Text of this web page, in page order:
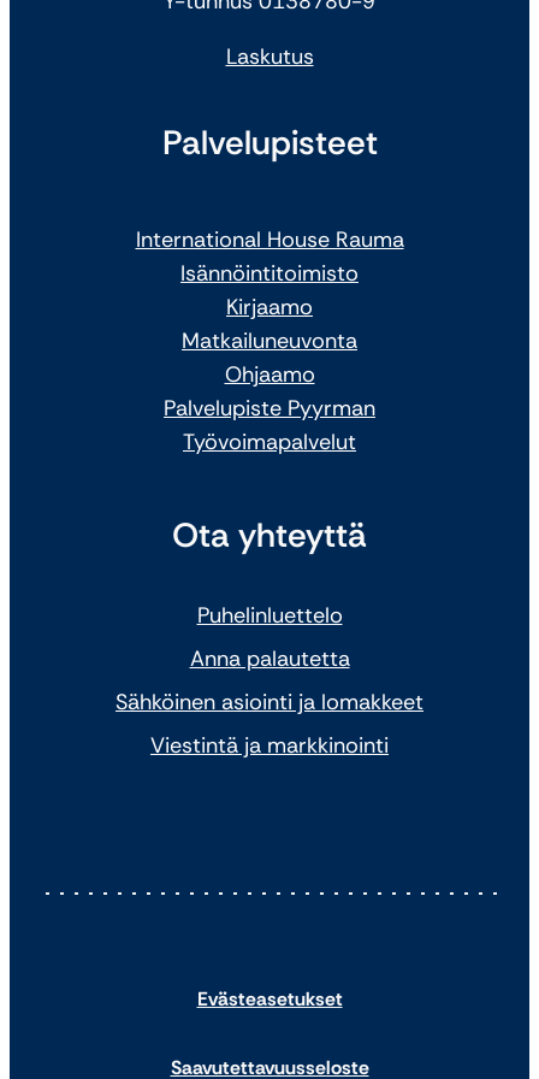
Laskutus
Palvelupisteet
International House Rauma
Isännöintitoimisto
Kirjaamo
Matkailuneuvonta
Ohjaamo
Palvelupiste Pyyrman
Työvoimapalvelut
Ota yhteyttä
Puhelinluettelo
Anna palautetta
Sähköinen asiointi ja lomakkeet
Viestintä ja markkinointi
Evästeasetukset
Saavutettavuusseloste